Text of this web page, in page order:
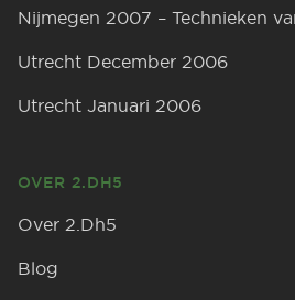
Nijmegen 2007 – Technieken
Utrecht December 2006
Utrecht Januari 2006
OVER 2.DH5
Over 2.Dh5
Blog